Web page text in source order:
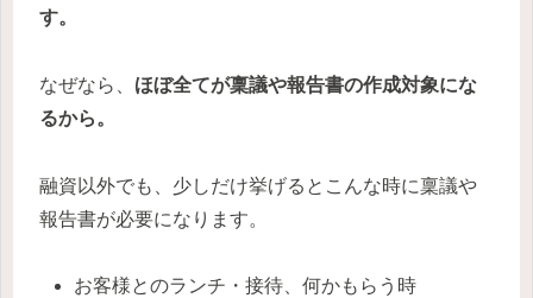
す。
なぜなら、 ほぼ全てが稟議や報告書の作成対象にな
るから。
融資以外でも、少しだけ挙げるとこんな時に稟議や
報告書が必要になります。
お客様とのランチ・接待、何かもらう時